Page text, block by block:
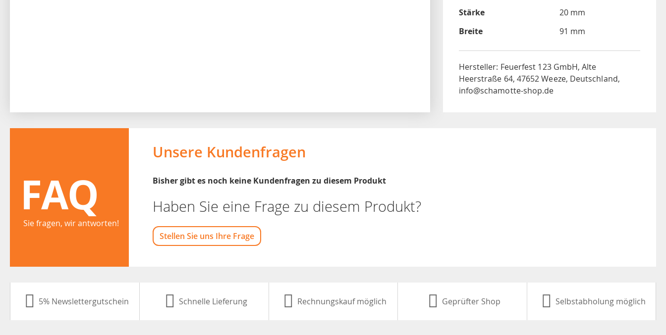
Stärke
20 mm
Breite
91 mm
Hersteller: Feuerfest 123 GmbH, Alte
Heerstraße 64, 47652 Weeze, Deutschland,
info@schamotte-shop.de
FAQ
Sie fragen, wir antworten!
Unsere Kundenfragen
Bisher gibt es noch keine Kundenfragen zu diesem Produkt
Haben Sie eine Frage zu diesem Produkt?
Stellen Sie uns Ihre Frage
5% Newslettergutschein Schnelle Lieferung Rechnungskauf möglich Geprüfter Shop Selbstabholung möglich